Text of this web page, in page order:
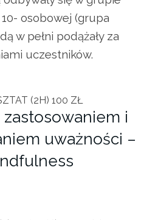
osobowej (grupa
w pełni podążały za
uczestników.
(2H) 100 ZŁ
zastosowaniem i
uważności –